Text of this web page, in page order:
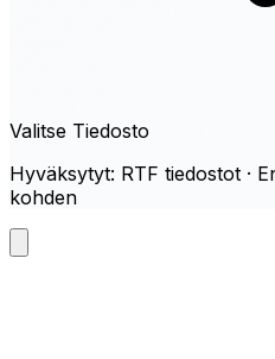
Valitse Tiedosto
Hyväksytyt: RTF tiedostot ·
kohden